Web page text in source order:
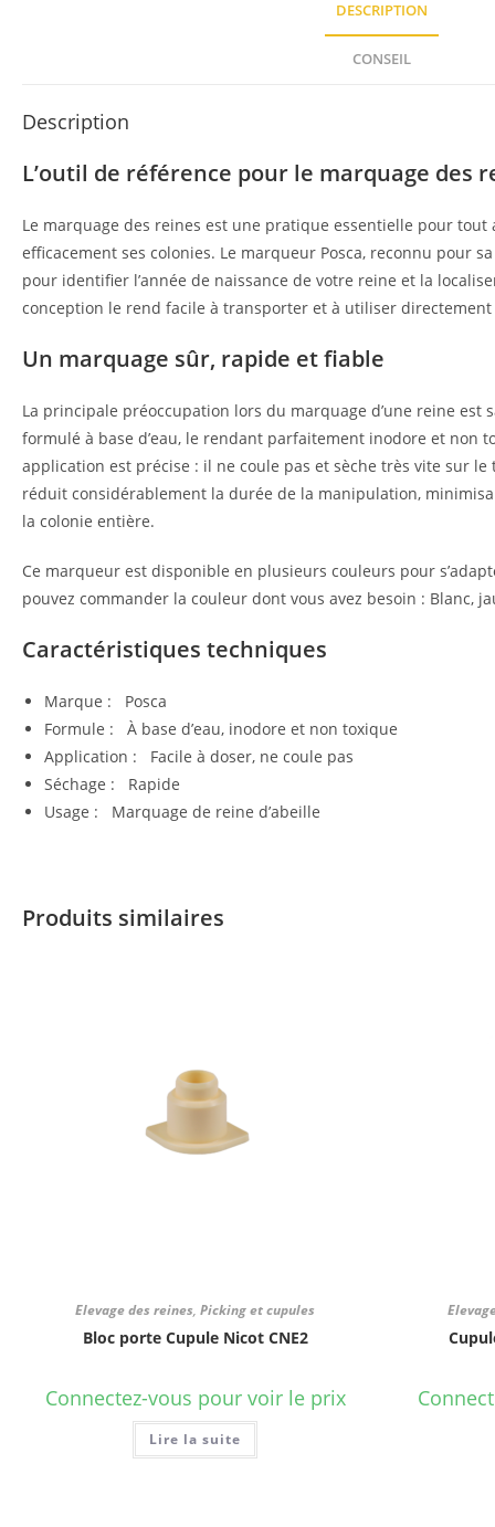
DESCRIPTION
CONSEIL
Description
L’outil de référence pour le marquage des
Le marquage des reines est une pratique essentielle pour
efficacement ses colonies. Le marqueur Posca, reconnu pour
pour identifier l’année de naissance de votre reine et la
conception le rend facile à transporter et à utiliser
Un marquage sûr, rapide et fiable
La principale préoccupation lors du marquage d’une reine est
formulé à base d’eau, le rendant parfaitement inodore et non
application est précise : il ne coule pas et sèche très vite sur le
réduit considérablement la durée de la manipulation,
la colonie entière.
Ce marqueur est disponible en plusieurs couleurs pour
pouvez commander la couleur dont vous avez besoin : Blanc,
Caractéristiques techniques
Marque : Posca
Formule : À base d’eau, inodore et non toxique
Application : Facile à doser, ne coule pas
Séchage : Rapide
Usage : Marquage de reine d’abeille
Produits similaires
Elevage des reines, Picking et cupules
Bloc porte Cupule Nicot CNE2
Connectez-vous pour voir le prix
Lire la suite